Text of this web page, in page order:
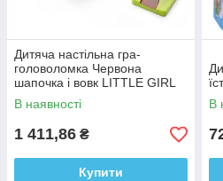
Дитяча настільна гра-
головоломка Червона
шапочка і вовк LITTLE GIRL
AND WOLF 099
В наявності
1 411,86 ₴
Купити
В